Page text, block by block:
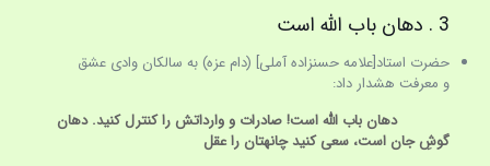
3 . دهان باب الله است
حضرت استاد[علامه حسن­زاده آملی] (دام عزه) به سالکان وادی عشق
و معرفت هشدار داد:
دهان باب الله است! صادرات و وارداتش را کنترل کنید. دهان
گوشِ جان است، سعی کنید چانه­تان را عقل